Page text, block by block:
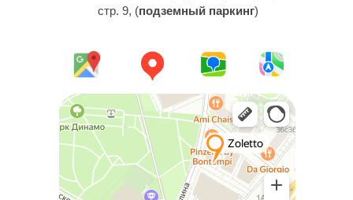
стр. 9, (подземный паркинг)